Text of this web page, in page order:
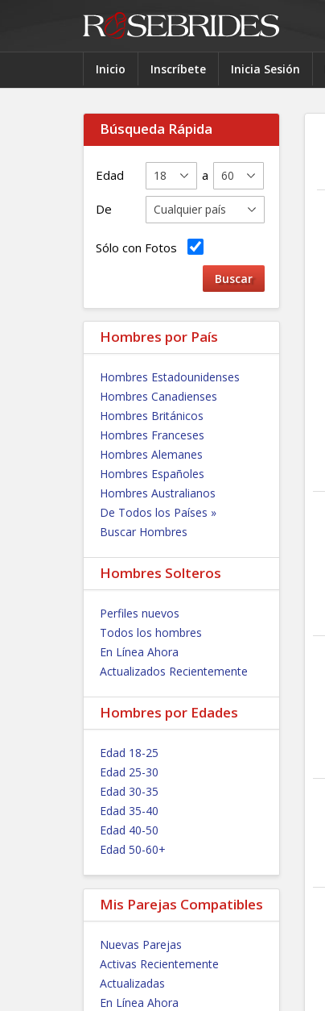
Inicio Inscríbete Inicia Sesión
Búsqueda Rápida
Edad a
De
Sólo con Fotos
Hombres por País
Hombres Estadounidenses
Hombres Canadienses
Hombres Británicos
Hombres Franceses
Hombres Alemanes
Hombres Españoles
Hombres Australianos
De Todos los Países »
Buscar Hombres
Hombres Solteros
Perfiles nuevos
Todos los hombres
En Línea Ahora
Actualizados Recientemente
Hombres por Edades
Edad 18-25
Edad 25-30
Edad 30-35
Edad 35-40
Edad 40-50
Edad 50-60+
Mis Parejas Compatibles
Nuevas Parejas
Activas Recientemente
Actualizadas
En Línea Ahora